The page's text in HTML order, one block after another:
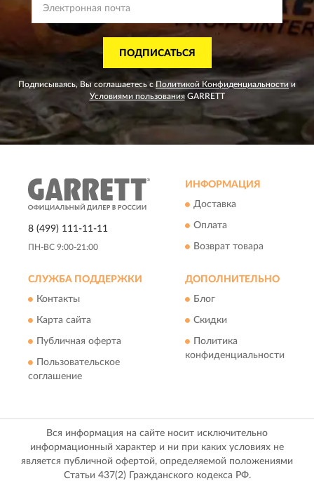
ПОДПИСАТЬСЯ
Подписываясь, Вы соглашаетесь сПолитикой Конфиденциальности и
Условиями пользованияGARRETT
8 (499) 111-11-11
ПН-ВС 9:00-21:00
ИНФОРМАЦИЯ
Доставка
Оплата
Возврат товара
СЛУЖБА ПОДДЕРЖКИ
Контакты
Карта сайта
Публичная оферта
Пользовательское
соглашение
ДОПОЛНИТЕЛЬНО
Блог
Скидки
Политика
конфиденциальности
Вся информация на сайте носит исключительно
информационный характер и ни при каких условиях не
является публичной офертой, определяемой положениями
Статьи 437(2) Гражданского кодекса РФ.